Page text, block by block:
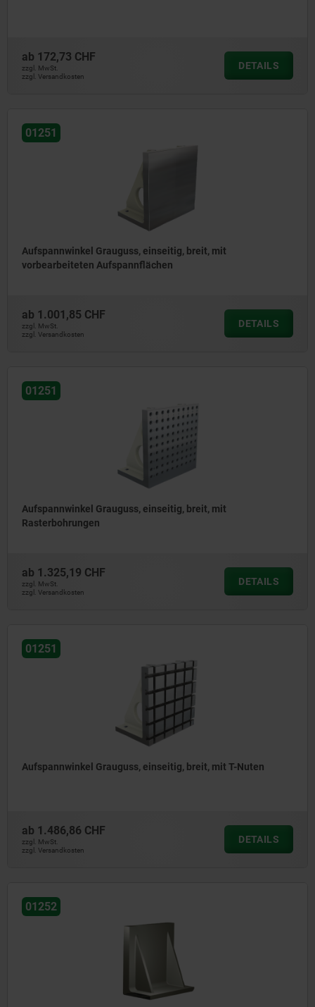
ab 172,73 CHF
zzgl. MwSt.
zzgl. Versandkosten
DETAILS
01251
Aufspannwinkel Grauguss, einseitig, breit, mit
vorbearbeiteten Aufspannflächen
ab 1.001,85 CHF
zzgl. MwSt.
zzgl. Versandkosten
DETAILS
01251
Aufspannwinkel Grauguss, einseitig, breit, mit
Rasterbohrungen
ab 1.325,19 CHF
zzgl. MwSt.
zzgl. Versandkosten
DETAILS
01251
Aufspannwinkel Grauguss, einseitig, breit, mit T-Nuten
ab 1.486,86 CHF
zzgl. MwSt.
zzgl. Versandkosten
DETAILS
01252